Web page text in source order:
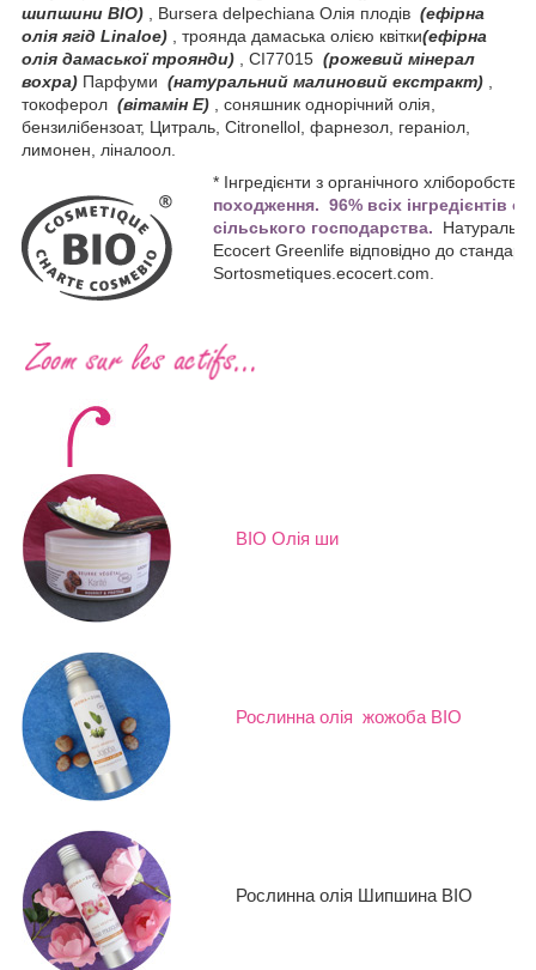
шипшини BIO) , Bursera delpechiana Олія плодів (ефірна
олія ягід Linaloe) , троянда дамаська олією квітки(ефірна
олія дамаської троянди) , CI77015 (рожевий мінерал
вохра) Парфуми (натуральний малиновий екстракт)
токоферол (вітамін Е) , соняшник однорічний олія,
бензилібензоат, Цитраль, Citronellol, фарнезол, гераніол,
лимонен, ліналоол.
* Інгредієнти з органічного хліборобства.
походження. 96% всіх інгредієнтів
сільського господарства.
Ecocert Greenlife відповідно до
Sortosmetiques.ecocert.com.
BIO Олія ши
Рослинна олія жожоба BIO
Рослинна олія Шипшина BIO